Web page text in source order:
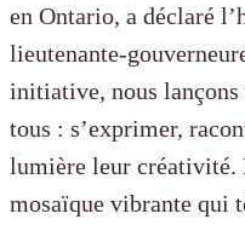
en Ontario, a déclaré
initiative, nous
tous : s’exprimer,
lumière leur créativité.
mosaïque vibrante qui